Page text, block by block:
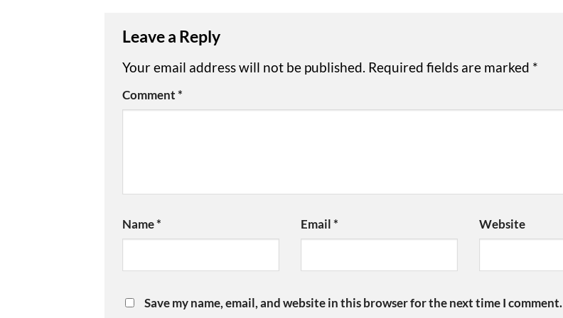
Leave a Reply
Your email address will not be published. Required fields are marked *
Comment*
Name* Email* Website
Save my name, email, and website in this browser for the next time I comment.